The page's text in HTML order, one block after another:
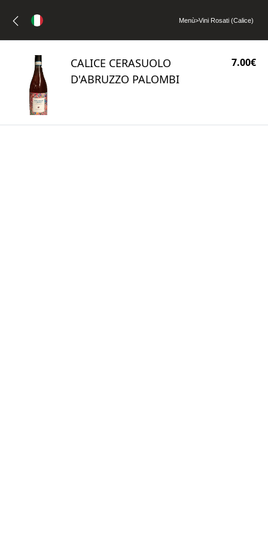
Menù>Vini Rosati (Calice)
CALICE CERASUOLO
D'ABRUZZO PALOMBI
7.00€